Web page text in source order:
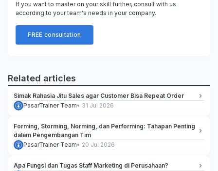
If you want to master on your skill further, consult with us
according to your team's needs in your company.
FREE consultation
Related articles
Simak Rahasia Jitu Sales agar Customer Bisa Repeat Order
PasarTrainer Team• 31 Jul 2026
Forming, Storming, Norming, dan Performing: Tahapan Penting
dalam Pengembangan Tim
PasarTrainer Team• 20 Jul 2026
Apa Fungsi dan Tugas Staff Marketing di Perusahaan?